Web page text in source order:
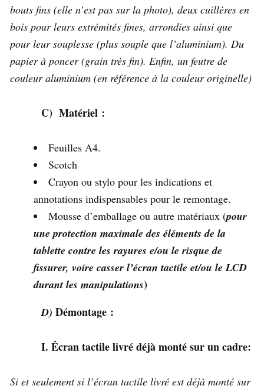
bouts fins (elle n’est pas sur la photo), deux cuillères en
bois pour leurs extrémités fines, arrondies ainsi que
pour leur souplesse (plus souple que l’aluminium). Du
papier à poncer (grain très fin). Enfin, un feutre de
couleur aluminium (en référence à la couleur originelle)
C) Matériel :
Feuilles A4.
Scotch
Crayon ou stylo pour les indications et
annotations indispensables pour le remontage.
Mousse d’emballage ou autre matériaux (pour
une protection maximale des éléments de la
tablette contre les rayures e/ou le risque de
fissurer, voire casser l’écran tactile et/ou le LCD
durant les manipulations)
D) Démontage :
I. Écrantactile livré déjà monté sur un cadre:
Si et seulement si l’écran tactile livré est déjà monté sur